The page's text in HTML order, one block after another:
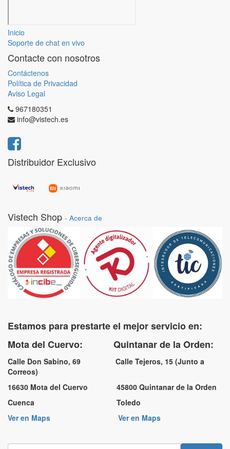
Inicio
Soporte de chat en vivo
Contacte con nosotros
Contáctenos
Política de Privacidad
Aviso Legal
967180351
info@vistech.es
Distribuidor Exclusivo
Vistech Shop - Acerca de
Estamos para prestarte el mejor servicio en:
Mota del Cuervo: Quintanar de la Orden:
Calle Don Sabino, 69 Calle Tejeros, 15 (Junto a
Correos)
16630 Mota del Cuervo 45800 Quintanar de la Orden
Cuenca Toledo
Ver en Maps
Ver en Maps